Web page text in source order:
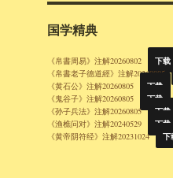
国学精典
《帛書周易》注解20260802 下载
《帛書老子德道經》注解20260805
《黄石公》注解20260805 下载
《鬼谷子》注解20260805 下载
《孙子兵法》注解20260805 下载
《渔樵问对》注解20240529 下载
《黄帝阴符经》注解20231024 下